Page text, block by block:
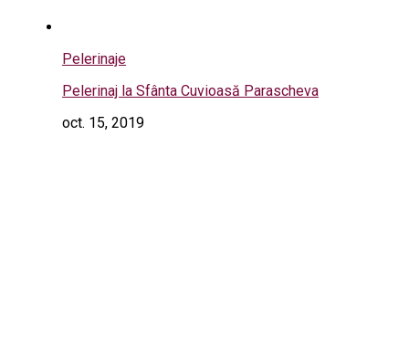
Pelerinaje
Pelerinaj la Sfânta Cuvioasă Parascheva
oct. 15, 2019